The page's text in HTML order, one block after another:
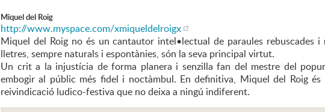
Miquel del Roig
http://www.myspace.com/xmiqueldelroigx
Miquel del Roig no és un cantautor intel•lectual de paraules rebuscades
lletres, sempre naturals i espontànies, són la seva principal virtut.
Un crit a la injustícia de forma planera i senzilla fan del mestre del
embogir al públic més fidel i noctàmbul. En definitiva, Miquel del Roig
reivindicació ludico-festiva que no deixa a ningú indiferent.